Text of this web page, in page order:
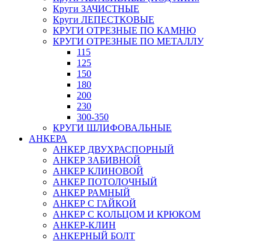
Круги ЗАЧИСТНЫЕ
Круги ЛЕПЕСТКОВЫЕ
КРУГИ ОТРЕЗНЫЕ ПО КАМНЮ
КРУГИ ОТРЕЗНЫЕ ПО МЕТАЛЛУ
115
125
150
180
200
230
300-350
КРУГИ ШЛИФОВАЛЬНЫЕ
АНКЕРА
АНКЕР ДВУХРАСПОРНЫЙ
АНКЕР ЗАБИВНОЙ
АНКЕР КЛИНОВОЙ
АНКЕР ПОТОЛОЧНЫЙ
АНКЕР РАМНЫЙ
АНКЕР С ГАЙКОЙ
АНКЕР С КОЛЬЦОМ И КРЮКОМ
АНКЕР-КЛИН
АНКЕРНЫЙ БОЛТ